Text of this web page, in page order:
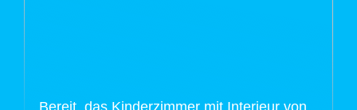
Bereit, das Kinderzimmer mit Interieur von